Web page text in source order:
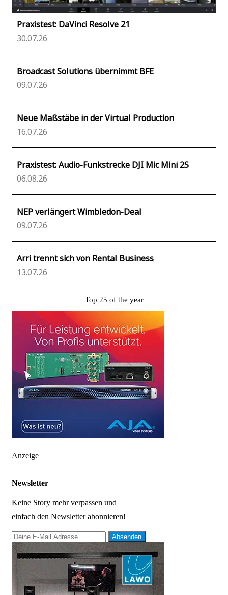
Praxistest: DaVinci Resolve 21
30.07.26
Broadcast Solutions übernimmt BFE
09.07.26
Neue Maßstäbe in der Virtual Production
16.07.26
Praxistest: Audio-Funkstrecke DJI Mic Mini 2S
06.08.26
NEP verlängert Wimbledon-Deal
09.07.26
Arri trennt sich von Rental Business
13.07.26
Top 25 of the year
Anzeige
Newsletter
Keine Story mehr verpassen und
einfach den Newsletter abonnieren!